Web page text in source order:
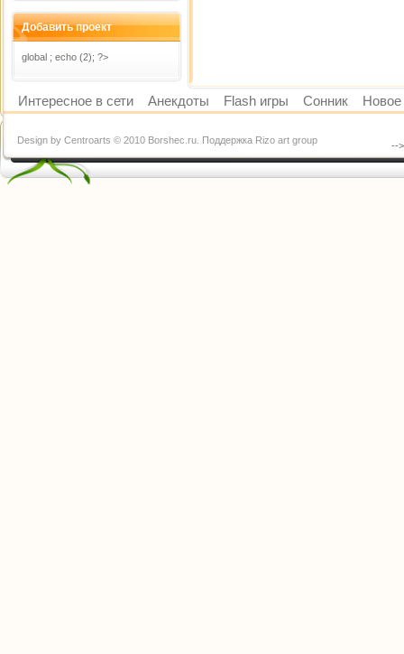
Добавить проект
global ; echo (2); ?>
Интересное в сети Анекдоты Flash игры Сонник Новое
Design by Centroarts © 2010 Borshec.ru. Поддержка Rizo art group --